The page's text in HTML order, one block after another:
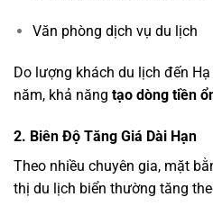
Văn phòng dịch vụ du lịch
Do lượng khách du lịch đến
năm, khả năng tạo dòng tiền
2. Biên Độ Tăng Giá Dài Hạn
Theo nhiều chuyên gia, mặt
thị du lịch biển thường tăng